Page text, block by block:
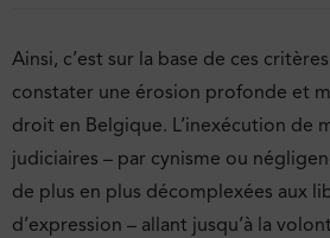
Ainsi, c’est sur la base de ces
constater une érosion profonde et
droit en Belgique. L’inexécution de
judiciaires – par cynisme ou
de plus en plus décomplexées aux
d’expression – allant jusqu’à la